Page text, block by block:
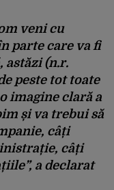
veni cu
parte care va fi
astăzi (n.r.
peste tot toate
imagine clară a
și va trebui să
câți
câți
a declarat